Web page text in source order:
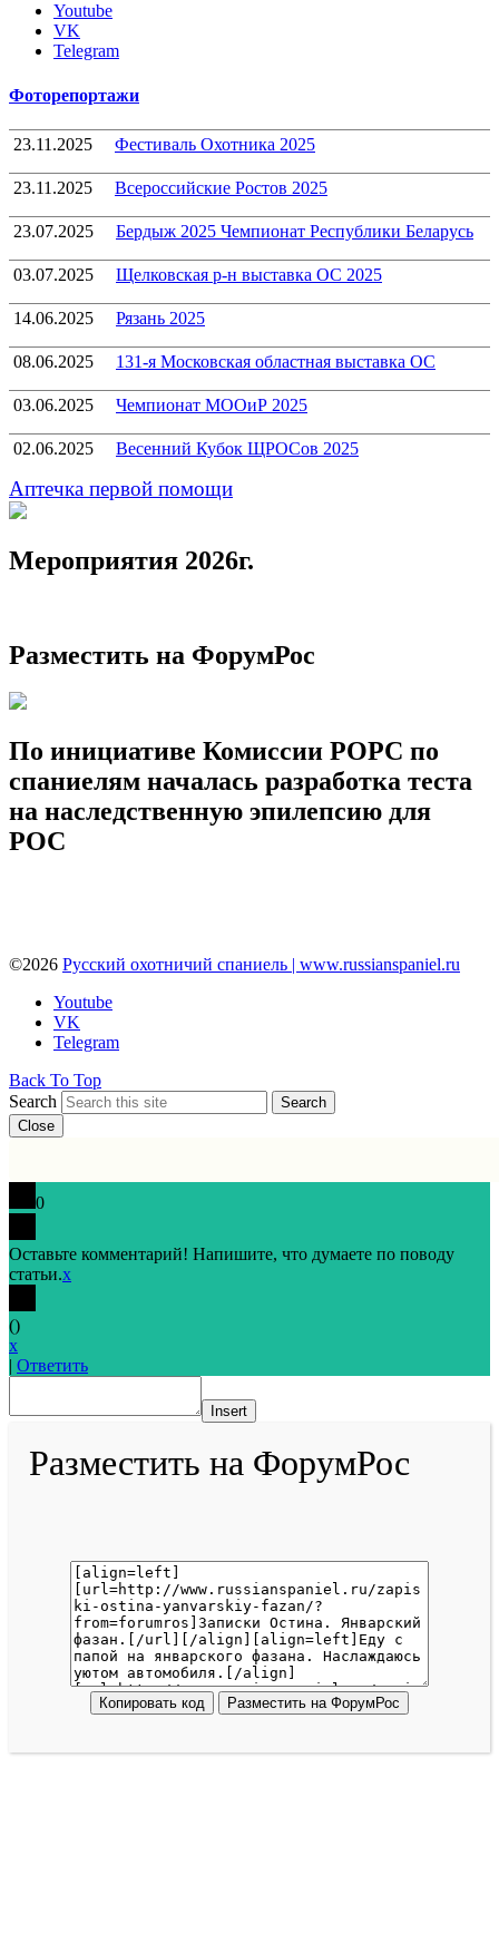
Youtube
VK
Telegram
Фоторепортажи
23.11.2025 Фестиваль Охотника 2025
23.11.2025 Всероссийские Ростов 2025
23.07.2025 Бердыж 2025 Чемпионат Республики Беларусь
03.07.2025 Щелковская р-н выставка ОС 2025
14.06.2025 Рязань 2025
08.06.2025 131-я Московская областная выставка ОС
03.06.2025 Чемпионат МООиР 2025
02.06.2025 Весенний Кубок ЩРОСов 2025
Аптечка первой помощи
Мероприятия 2026г.
Разместить на ФорумРос
По инициативе Комиссии РОРС по
спаниелям началась разработка теста
на наследственную эпилепсию для
РОС
©2026 Русский охотничий спаниель | www.russianspaniel.ru
Youtube
VK
Telegram
Back To Top
Search
Search
Close
0
Оставьте комментарий! Напишите, что думаете по поводу
статьи.x
()
x
| Ответить
Insert
Разместить на ФорумРос